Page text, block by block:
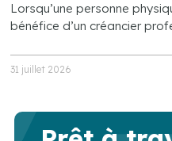
Lorsqu’une personne
bénéfice d’un créancier
31 juillet 2026